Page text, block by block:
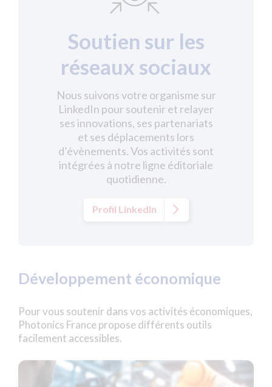
Soutien sur les
réseaux sociaux
Nous suivons votre organisme sur
LinkedIn pour soutenir et relayer
ses innovations, ses partenariats
et ses déplacements lors
d’évènements. Vos activités sont
intégrées à notre ligne éditoriale
quotidienne.
Profil LinkedIn
Développement économique
Pour vous soutenir dans vos activités économiques,
Photonics France propose différents outils
facilement accessibles.